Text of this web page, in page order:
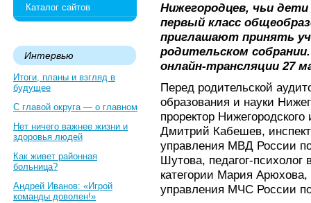
Каталог сайтов
Интервью
Итоги, планы и взгляд в
будущее
С главой округа — о главном
Нет ничего важнее жизни и
здоровья людей
Как живет районная
больница?
Андрей Иванов: «Игрой
команды доволен!»
Нижегородцев, чьи
первый класс
приглашают принять
родительском
онлайн-трансляции 27
Перед родительской
образования и науки
проректор
Дмитрий Кабешев,
управления МВД России
Шутова, педагог-
категории Мария Арюхова,
управления МЧС России